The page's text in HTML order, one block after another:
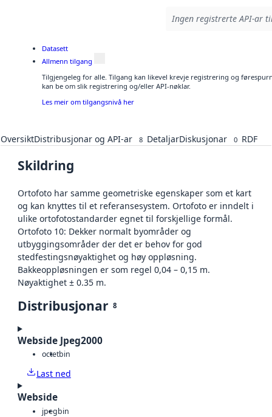
Ingen registrerte API-ar
Datasett
Allmenn tilgang
Tilgjengeleg for alle. Tilgang kan likevel krevje registrering og
kan be om slik registrering og/eller API-nøklar.
Les meir om tilgangsnivå her
OversiktDistribusjonar og API-ar 8 DetaljarDiskusjonar 0 RDF
Skildring
Ortofoto har samme geometriske egenskaper som et kart
og kan knyttes til et referansesystem. Ortofoto er inndelt i
ulike ortofotostandarder egnet til forskjellige formål.
Ortofoto 10: Dekker normalt byområder og
utbyggingsområder der det er behov for god
stedfestingsnøyaktighet og høy oppløsning.
Bakkeoppløsningen er som regel 0,04 – 0,15 m.
Nøyaktighet ± 0.35 m.
Distribusjonar 8
Webside Jpeg2000
octetbin
Last ned
Webside
jpegbin